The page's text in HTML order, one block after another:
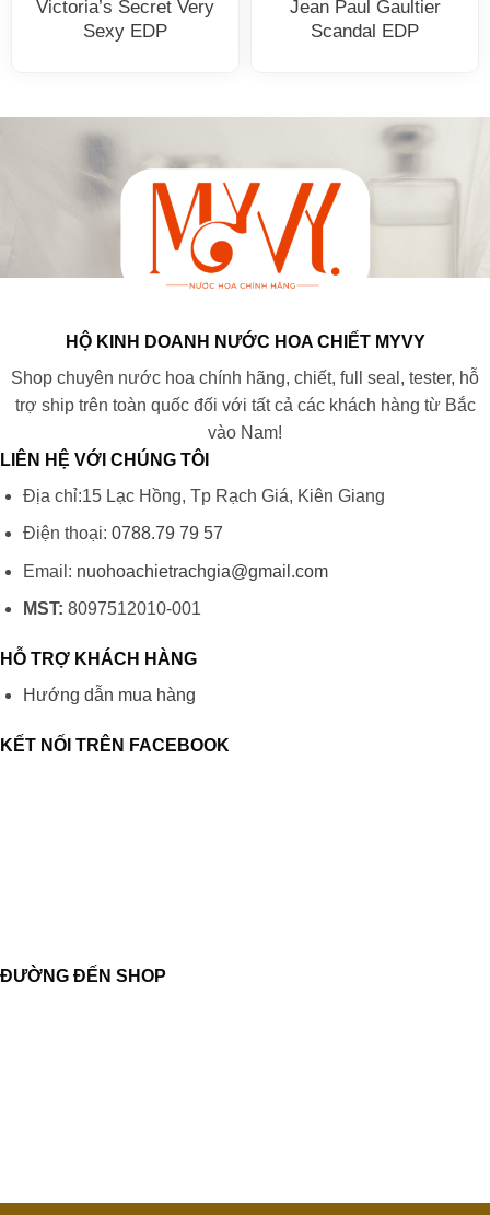
Victoria’s Secret Very
Sexy EDP
Jean Paul Gaultier
Scandal EDP
HỘ KINH DOANH NƯỚC HOA CHIẾT MYVY
Shop chuyên nước hoa chính hãng, chiết, full seal, tester, hỗ
trợ ship trên toàn quốc đối với tất cả các khách hàng từ Bắc
vào Nam!
LIÊN HỆ VỚI CHÚNG TÔI
Địa chỉ:15 Lạc Hồng, Tp Rạch Giá, Kiên Giang
Điện thoại: 0788.79 79 57
Email: nuohoachietrachgia@gmail.com
MST: 8097512010-001
HỖ TRỢ KHÁCH HÀNG
Hướng dẫn mua hàng
KẾT NỐI TRÊN FACEBOOK
ĐƯỜNG ĐẾN SHOP